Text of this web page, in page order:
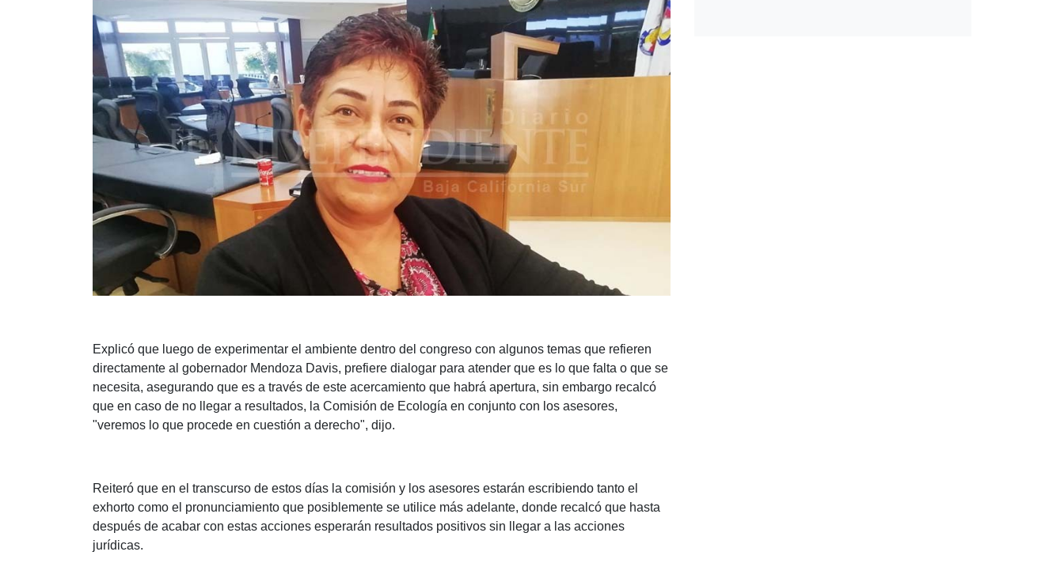
Explicó que luego de experimentar el ambiente dentro del congreso con algunos temas que refieren
directamente al gobernador Mendoza Davis, prefiere dialogar para atender que es lo que falta o que se
necesita, asegurando que es a través de este acercamiento que habrá apertura, sin embargo recalcó
que en caso de no llegar a resultados, la Comisión de Ecología en conjunto con los asesores,
"veremos lo que procede en cuestión a derecho", dijo.
Reiteró que en el transcurso de estos días la comisión y los asesores estarán escribiendo tanto el
exhorto como el pronunciamiento que posiblemente se utilice más adelante, donde recalcó que hasta
después de acabar con estas acciones esperarán resultados positivos sin llegar a las acciones
jurídicas.